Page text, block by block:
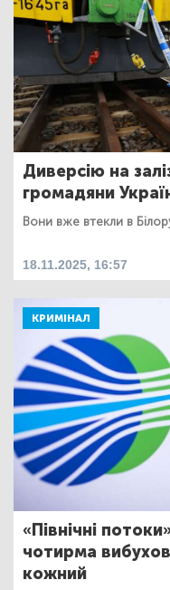
Диверсію на
громадяни
Вони вже втекли в
18.11.2025, 16:57
КРИМІНАЛ
«Північні
чотирма
кожний